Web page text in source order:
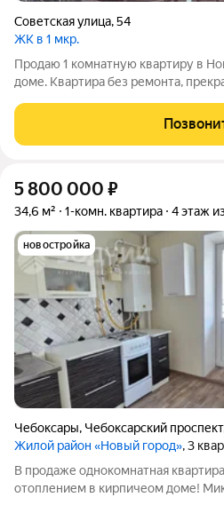
Советская улица,54
ЖК в 1 мкр.
Продаю 1 комнатную квартиру в
доме. Квартира без ремонта,
спортивный комплекс, магазины,
общественного транспорта. Дом
5 800 000 ₽
34,6 м² 1-комн. квартира 4 этаж
новостройка
Чебоксары, Чебоксарский проспект
Жилой район «Новый город», 3
В продаже однокомнатная
отоплением в кирпичеом доме!